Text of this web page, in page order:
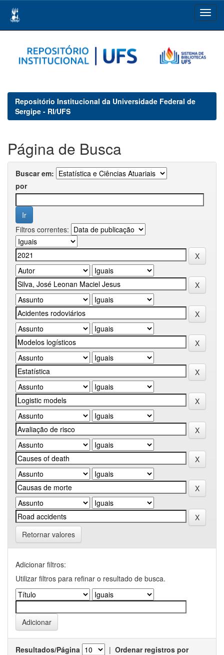
navigation
Repositório Institucional da Universidade Federal de
Sergipe - RI/UFS
Página de Busca
Buscar em:
por
Filtros correntes:
Retornar valores
Adicionar filtros:
Utilizar filtros para refinar o resultado de busca.
Resultados/Página | Ordenar registros por